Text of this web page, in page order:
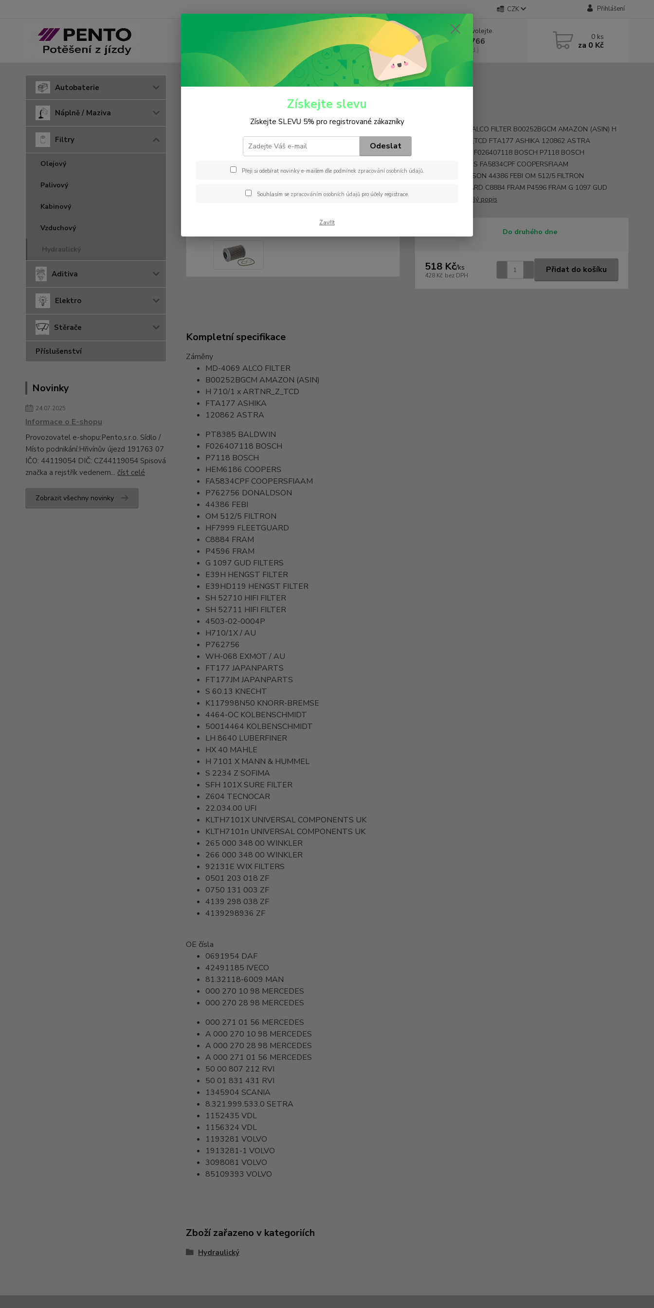
CZK Přihlášení
Nevíte si rady? Zavolejte.
+420 602 552 766
(Po-Pá, 6:30-15 hod.)
0 ks
za 0 Kč
Autobaterie
Náplně / Maziva
Filtry
Olejový
Palivový
Kabinový
Vzduchový
Hydraulický
Aditiva
Elektro
Stěrače
Příslušenství
Novinky
24.07.2025
Informace o E-shopu
Provozovatel e-shopu:Pento,s.r.o. Sídlo /
Místo podnikání:Hřivínův újezd 191763 07
IČO: 44119054 DIČ: CZ44119054 Spisová
značka a rejstřík vedenem... číst celé
Zobrazit všechny novinky
Hydraulický H 710/1 x
Záměny MD-4069 ALCO FILTER B00252BGCM AMAZON (ASIN) H
710/1 x ARTNR_Z_TCD FTA177 ASHIKA 120862 ASTRA
PT8385 BALDWIN F026407118 BOSCH P7118 BOSCH
HEM6186 COOPERS FA5834CPF COOPERSFIAAM
P762756 DONALDSON 44386 FEBI OM 512/5 FILTRON
HF7999 FLEETGUARD C8884 FRAM P4596 FRAM G 1097 GUD
celý popis
Do druhého dne
518 Kč/ks
428 Kč bez DPH
Přidat do košíku
Kompletní specifikace
Záměny
MD-4069 ALCO FILTER
B00252BGCM AMAZON (ASIN)
H 710/1 xARTNR_Z_TCD
FTA177 ASHIKA
120862 ASTRA
PT8385 BALDWIN
F026407118 BOSCH
P7118 BOSCH
HEM6186 COOPERS
FA5834CPF COOPERSFIAAM
P762756 DONALDSON
44386 FEBI
OM 512/5 FILTRON
HF7999 FLEETGUARD
C8884 FRAM
P4596 FRAM
G 1097 GUD FILTERS
E39H HENGST FILTER
E39HD119 HENGST FILTER
SH 52710 HIFI FILTER
SH 52711 HIFI FILTER
4503-02-0004P
H710/1X / AU
P762756
WH-068 EXMOT / AU
FT177 JAPANPARTS
FT177JM JAPANPARTS
S 60.13 KNECHT
K117998N50 KNORR-BREMSE
4464-OC KOLBENSCHMIDT
50014464 KOLBENSCHMIDT
LH 8640 LUBERFINER
HX 40 MAHLE
H 7101 X MANN & HUMMEL
S 2234 Z SOFIMA
SFH 101XSURE FILTER
Z604 TECNOCAR
22.034.00 UFI
KLTH7101X UNIVERSAL COMPONENTS UK
KLTH7101n UNIVERSAL COMPONENTS UK
265 000 348 00 WINKLER
266 000 348 00 WINKLER
92131E WIX FILTERS
0501 203 018 ZF
0750 131 003 ZF
4139 298 038 ZF
4139298936 ZF
OE čísla
0691954 DAF
42491185 IVECO
81.32118-6009 MAN
000 270 10 98 MERCEDES
000 270 28 98 MERCEDES
000 271 01 56 MERCEDES
A 000 270 10 98 MERCEDES
A 000 270 28 98 MERCEDES
A 000 271 01 56 MERCEDES
50 00 807 212 RVI
50 01 831 431 RVI
1345904 SCANIA
8.321.999.533.0 SETRA
1152435 VDL
1156324 VDL
1193281 VOLVO
1913281-1 VOLVO
3098081 VOLVO
85109393 VOLVO
Zboží zařazeno v kategoriích
Hydraulický
Získejte slevu
Získejte SLEVU 5% pro registrované zákazníky
Odeslat
Přeji si odebírat novinky e-mailem dle podmínek zpracování osobních údajů.
Souhlasím se zpracováním osobních údajůpro účely registrace.
Zavřít